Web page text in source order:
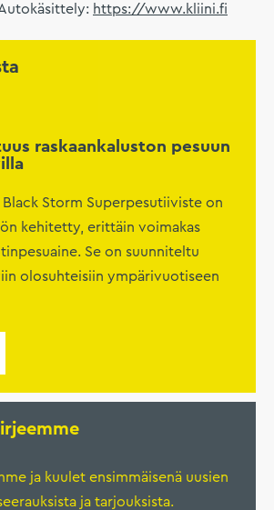
https://www.kliini.fi
raskaankaluston pesuun
Black Storm Superpesutiiviste on
kehitetty, erittäin voimakas
Se on suunniteltu
olosuhteisiin ympärivuotiseen
ja kuulet ensimmäisenä uusien
ja tarjouksista.